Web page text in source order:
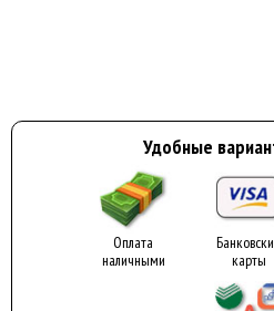
Удобные
Оплата
наличными
карты